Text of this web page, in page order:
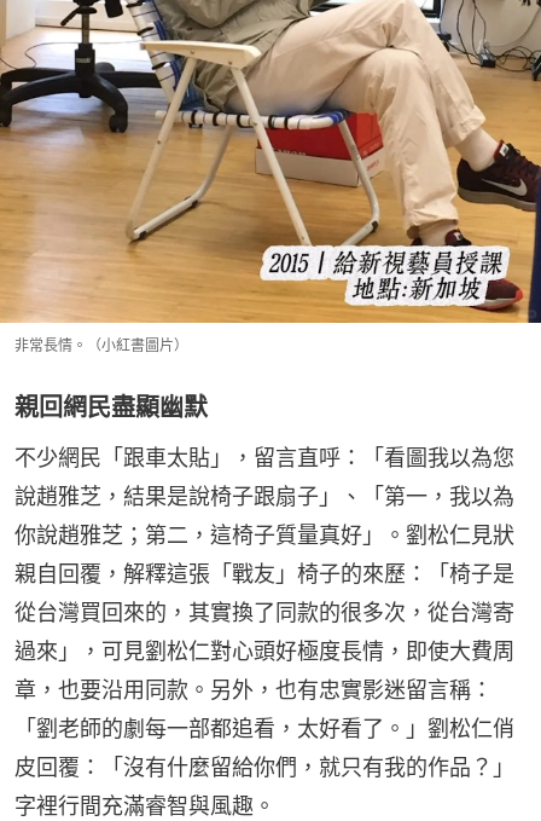
非常長情。（小紅書圖片）
親回網民盡顯幽默
不少網民「跟車太貼」，留言直呼：「看圖我以為您
說趙雅芝，結果是說椅子跟扇子」、「第一，我以為
你說趙雅芝；第二，這椅子質量真好」。劉松仁見狀
親自回覆，解釋這張「戰友」椅子的來歷：「椅子是
從台灣買回來的，其實換了同款的很多次，從台灣寄
過來」，可見劉松仁對心頭好極度長情，即使大費周
章，也要沿用同款。另外，也有忠實影迷留言稱：
「劉老師的劇每一部都追看，太好看了。」劉松仁俏
皮回覆：「沒有什麼留給你們，就只有我的作品？」
字裡行間充滿睿智與風趣。